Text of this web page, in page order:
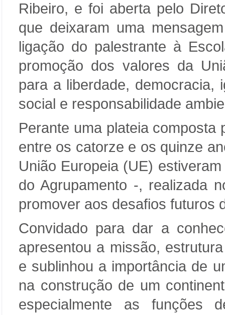
Ribeiro, e foi aberta pelo
que deixaram uma
ligação do palestrante à
promoção dos valores da
para a liberdade, democracia,
social e responsabilidade
Perante uma plateia composta
entre os catorze e os quinze
União Europeia (UE)
do Agrupamento -, realizada
promover aos desafios futuros
Convidado para dar a
apresentou a missão,
e sublinhou a importância de
na construção de um
especialmente as funções